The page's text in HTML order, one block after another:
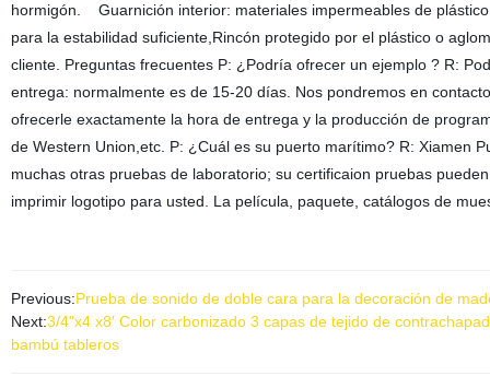
hormigón. Guarnición interior: materiales impermeables de
para la estabilidad suficiente,Rincón protegido por el plástico o
cliente. Preguntas frecuentes P: ¿Podría ofrecer un ejemplo ? R:
entrega: normalmente es de 15-20 días. Nos pondremos en
ofrecerle exactamente la hora de entrega y la producción de
de Western Union,etc. P: ¿Cuál es su puerto marítimo? R: Xiamen
muchas otras pruebas de laboratorio; su certificaion pruebas
imprimir logotipo para usted. La película, paquete, catálogos de
Previous:Prueba de sonido de doble cara para la decoración de
Next:3/4"x4 x8′ Color carbonizado 3 capas de tejido de
bambú tableros